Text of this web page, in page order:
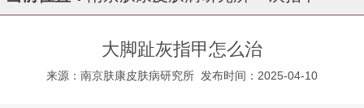
大脚趾灰指甲怎么治
来源：南京肤康皮肤病研究所 发布时间：2025-04-10